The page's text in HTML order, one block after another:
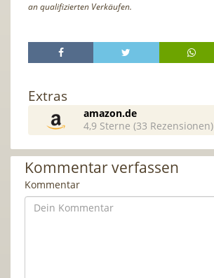
an qualifizierten Verkäufen.
Extras
amazon.de
4,9 Sterne (33 Rezensionen)
Kommentar verfassen
Kommentar